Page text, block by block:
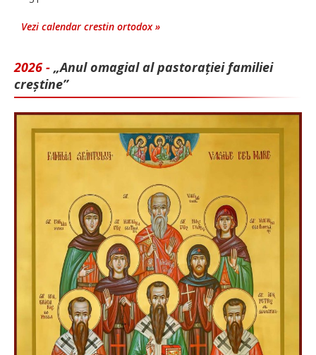
Vezi calendar crestin ortodox »
2026 - „Anul omagial al pastorației familiei
creștine”